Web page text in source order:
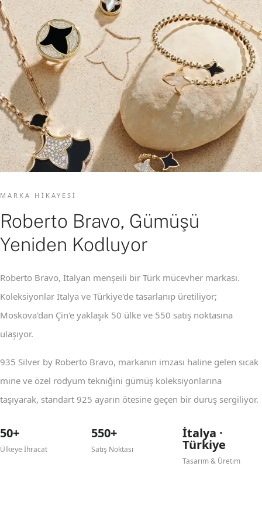
MARKA HIKAYESI
Roberto Bravo, Gümüşü
Yeniden Kodluyor
Roberto Bravo, İtalyan menşeili bir Türk mücevher markası.
Koleksiyonlar İtalya ve Türkiye'de tasarlanıp üretiliyor;
Moskova'dan Çin'e yaklaşık 50 ülke ve 550 satış noktasına
ulaşıyor.
935 Silver by Roberto Bravo, markanın imzası haline gelen sıcak
mine ve özel rodyum tekniğini gümüş koleksiyonlarına
taşıyarak, standart 925 ayarın ötesine geçen bir duruş sergiliyor.
50+
Ülkeye İhracat
550+
Satış Noktası
İtalya ·
Türkiye
Tasarım & Üretim